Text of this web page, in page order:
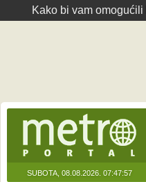
Kako bi vam
SUBOTA, 08.08.2026. 07:47:57